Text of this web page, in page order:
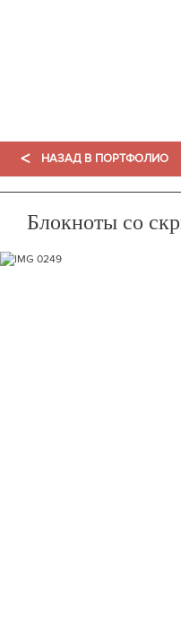
< НАЗАД В ПОРТФОЛИО
Блокноты со